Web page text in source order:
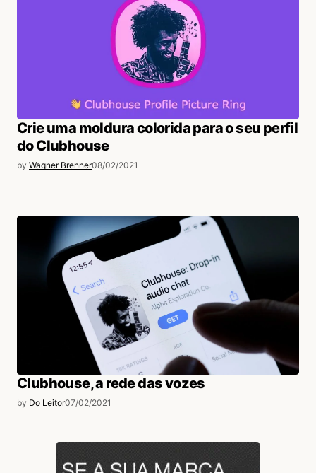
Crie uma moldura colorida para o seu perfil
do Clubhouse
by Wagner Brenner08/02/2021
Clubhouse, a rede das vozes
by Do Leitor07/02/2021